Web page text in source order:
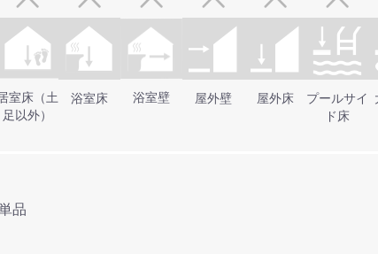
室床（土
足以外）
浴室床 浴室壁 屋外壁 屋外床
プールサイ
ド床
ル連結方法： 単品